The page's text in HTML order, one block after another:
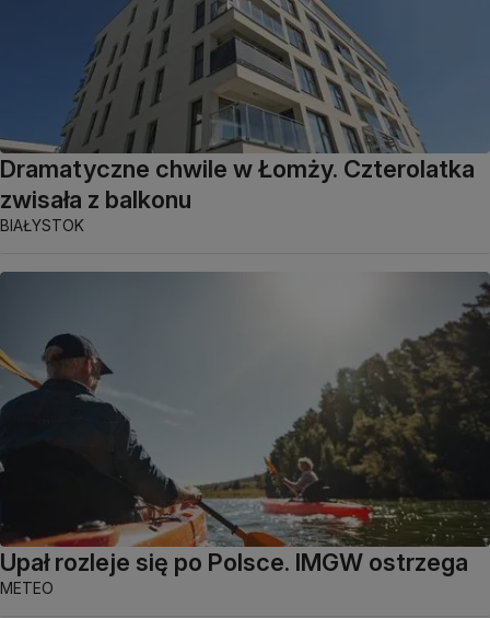
Dramatyczne chwile w Łomży. Czterolatka
zwisała z balkonu
BIAŁYSTOK
Upał rozleje się po Polsce. IMGW ostrzega
METEO